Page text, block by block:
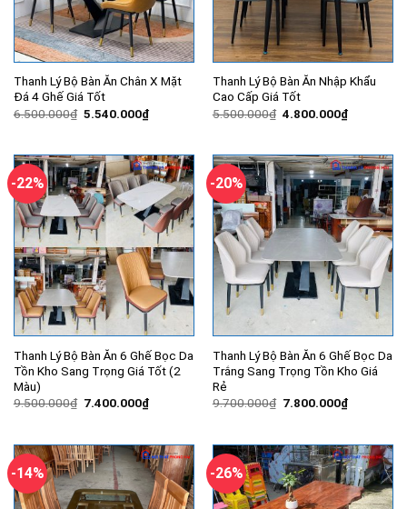
Thanh Lý Bộ Bàn Ăn Chân X Mặt
Đá 4 Ghế Giá Tốt
6.500.000₫ Giá
5.540.000₫Giá
hiện
5.540.000₫.
Thanh Lý Bộ Bàn Ăn Nhập Khẩu
Cao Cấp Giá Tốt
5.500.000₫ Giá
4.800.000₫Giá
hiện
-22%
Thanh Lý Bộ Bàn Ăn 6 Ghế Bọc Da
Tồn Kho Sang Trọng Giá Tốt (2
Màu)
9.500.000₫ Giá
7.400.000₫Giá
hiện
7.400.000₫.
-20%
Thanh Lý Bộ Bàn Ăn 6 Ghế Bọc Da
Trắng Sang Trọng Tồn Kho Giá
Rẻ
9.700.000₫ Giá
7.800.000₫Giá
hiện
-14% -26%